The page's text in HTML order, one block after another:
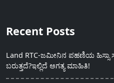
Recent Posts
Land RTC-ಜಮೀನಿನ ಪಹಣಿಯ ಹಿಸ್ಸಾ
ಬರುತ್ತದೆ?ಇಲ್ಲಿದೆ ಅಗತ್ಯ ಮಾಹಿತಿ!